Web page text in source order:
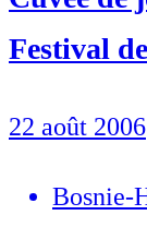
Festival
22 août 2006
Bosnie-